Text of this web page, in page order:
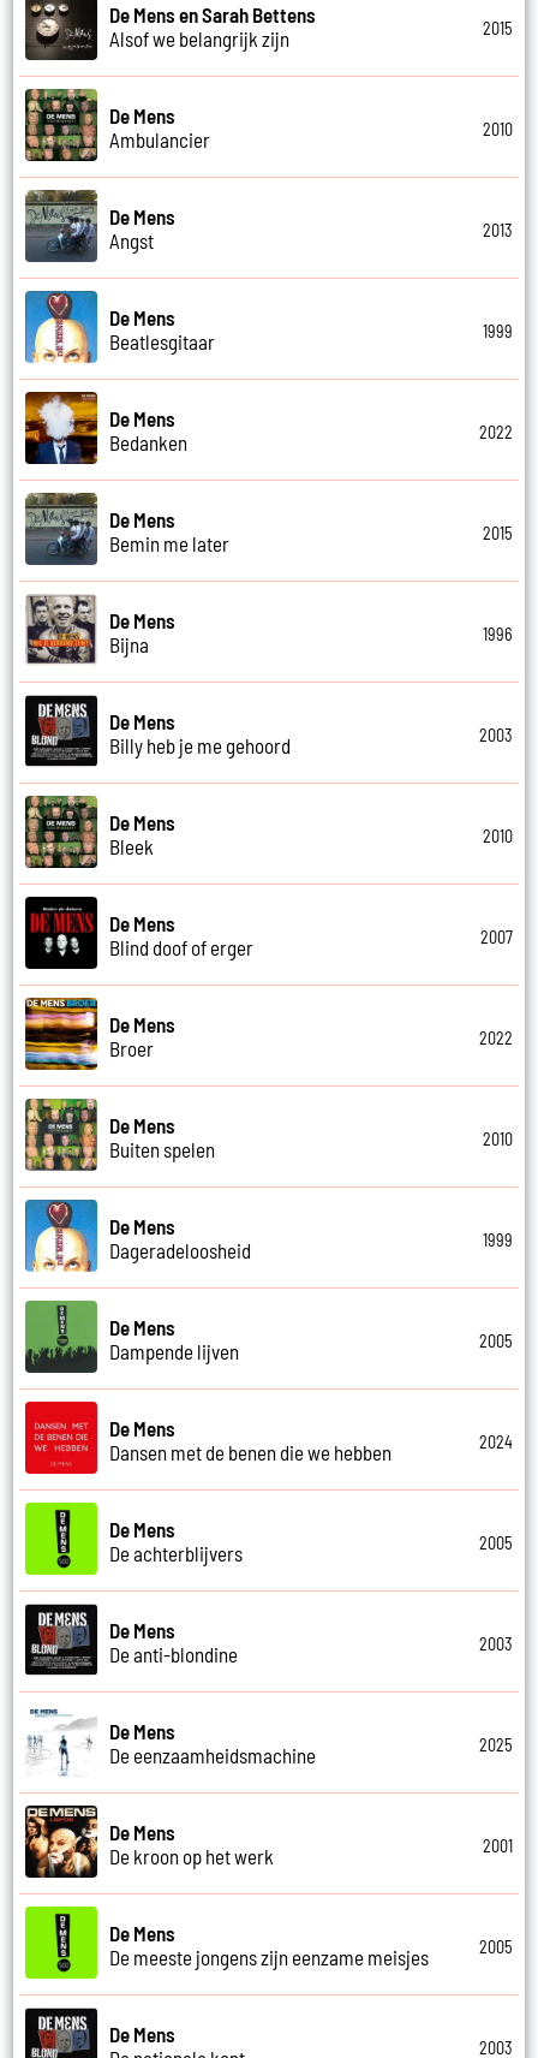
De Mens en Sarah Bettens
Alsof we belangrijk zijn
2015
De Mens
Ambulancier
2010
De Mens
Angst
2013
De Mens
Beatlesgitaar
1999
De Mens
Bedanken
2022
De Mens
Bemin me later
2015
De Mens
Bijna
1996
De Mens
Billy heb je me gehoord
2003
De Mens
Bleek
2010
De Mens
Blind doof of erger
2007
De Mens
Broer
2022
De Mens
Buiten spelen
2010
De Mens
Dageradeloosheid
1999
De Mens
Dampende lijven
2005
De Mens
Dansen met de benen die we hebben
2024
De Mens
De achterblijvers
2005
De Mens
De anti-blondine
2003
De Mens
De eenzaamheidsmachine
2025
De Mens
De kroon op het werk
2001
De Mens
De meeste jongens zijn eenzame meisjes
2005
De Mens
2003